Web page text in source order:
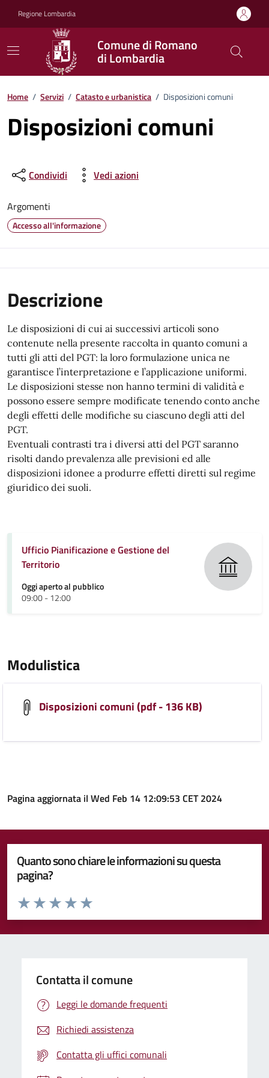
Regione Lombardia
Comune di Romano
di Lombardia
Home / Servizi / Catasto e urbanistica / Disposizioni comuni
Disposizioni comuni
Condividi Vedi azioni
Argomenti
Accesso all'informazione
Descrizione
Le disposizioni di cui ai successivi articoli sono
contenute nella presente raccolta in quanto comuni a
tutti gli atti del PGT: la loro formulazione unica ne
garantisce l’interpretazione e l’applicazione uniformi.
Le disposizioni stesse non hanno termini di validità e
possono essere sempre modificate tenendo conto anche
degli effetti delle modifiche su ciascuno degli atti del
PGT.
Eventuali contrasti tra i diversi atti del PGT saranno
risolti dando prevalenza alle previsioni ed alle
disposizioni idonee a produrre effetti diretti sul regime
giuridico dei suoli.
Ufficio Pianificazione e Gestione del
Territorio
Oggi aperto al pubblico
09:00 - 12:00
Modulistica
Disposizioni comuni (pdf - 136 KB)
Pagina aggiornata il Wed Feb 14 12:09:53 CET 2024
Quanto sono chiare le informazioni su questa
pagina?
Valuta da 1 a 5 stelle la pagina
Valuta 5 stelle su 5
Valuta 4 stelle su 5
Valuta 3 stelle su 5
Valuta 2 stelle su 5
Valuta 1 stelle su 5
Contatta il comune
Leggi le domande frequenti
Richiedi assistenza
Contatta gli uffici comunali